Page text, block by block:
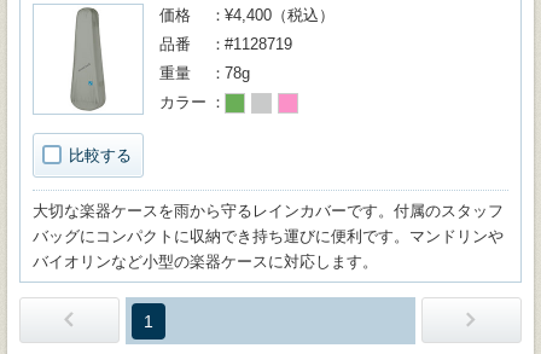
比較する
価格
¥4,400（税込）
品番
#1128719
重量
78g
カラー
大切な楽器ケースを雨から守るレインカバーです。付属のスタッフ
バッグにコンパクトに収納でき持ち運びに便利です。マンドリンや
バイオリンなど小型の楽器ケースに対応します。
1